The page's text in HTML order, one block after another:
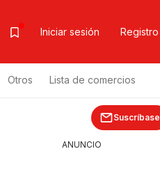
Iniciar sesión Registro
Otros Lista de comercios
Suscríbase
ANUNCIO